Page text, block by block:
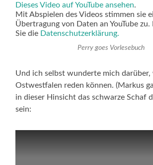
Dieses Video auf YouTube ansehen.
Mit Abspielen des Videos stimmen sie
Übertragung von Daten an YouTube
Sie die Datenschutzerklärung.
Perry goes Vorlesebuch
Und ich selbst wunderte mich darüber,
Ostwestfalen reden können. (Markus
in dieser Hinsicht das schwarze Schaf
sein: